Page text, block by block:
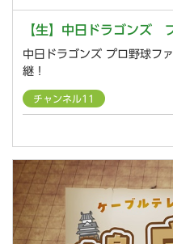
【生】中日ドラゴンズ
中日ドラゴンズ プロ野球フ
継！
チャンネル11